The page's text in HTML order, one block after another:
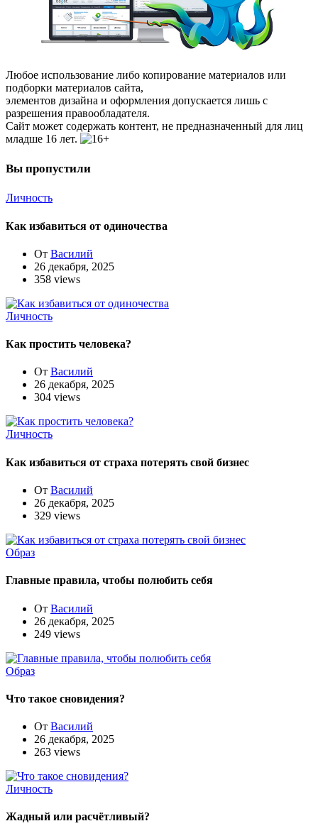
Любое использование либо копирование материалов или
подборки материалов сайта,
элементов дизайна и оформления допускается лишь с
разрешения правообладателя.
Сайт может содержать контент, не предназначенный для лиц
младше 16 лет.
Вы пропустили
Личность
Как избавиться от одиночества
От Василий
26 декабря, 2025
358 views
Личность
Как простить человека?
От Василий
26 декабря, 2025
304 views
Личность
Как избавиться от страха потерять свой бизнес
От Василий
26 декабря, 2025
329 views
Образ
Главные правила, чтобы полюбить себя
От Василий
26 декабря, 2025
249 views
Образ
Что такое сновидения?
От Василий
26 декабря, 2025
263 views
Личность
Жадный или расчётливый?